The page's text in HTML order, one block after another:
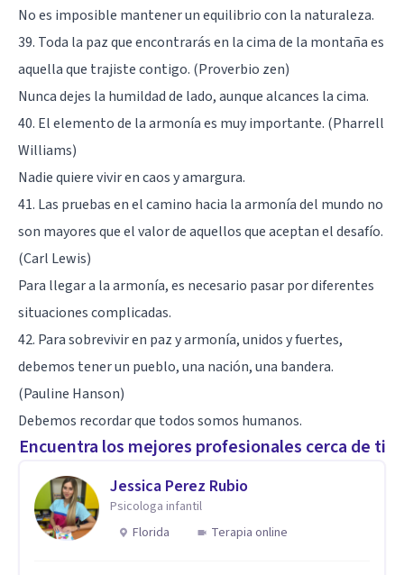
No es imposible mantener un equilibrio con la naturaleza.
39. Toda la paz que encontrarás en la cima de la montaña es
aquella que trajiste contigo. (Proverbio zen)
Nunca dejes la humildad de lado, aunque alcances la cima.
40. El elemento de la armonía es muy importante. (Pharrell
Williams)
Nadie quiere vivir en caos y amargura.
41. Las pruebas en el camino hacia la armonía del mundo no
son mayores que el valor de aquellos que aceptan el desafío.
(Carl Lewis)
Para llegar a la armonía, es necesario pasar por diferentes
situaciones complicadas.
42. Para sobrevivir en paz y armonía, unidos y fuertes,
debemos tener un pueblo, una nación, una bandera.
(Pauline Hanson)
Debemos recordar que todos somos humanos.
Encuentra los mejores profesionales cerca de ti
Jessica Perez Rubio
Psicologa infantil
Florida
Terapia online